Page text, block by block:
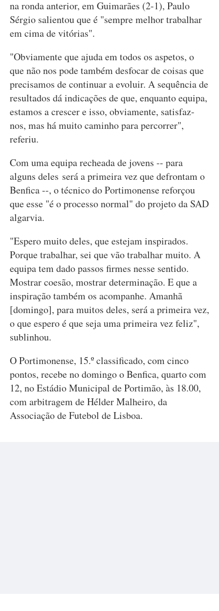
na ronda anterior, em Guimarães (2-1), Paulo
Sérgio salientou que é "sempre melhor trabalhar
em cima de vitórias".
"Obviamente que ajuda em todos os aspetos, o
que não nos pode também desfocar de coisas que
precisamos de continuar a evoluir. A sequência de
resultados dá indicações de que, enquanto equipa,
estamos a crescer e isso, obviamente, satisfaz-
nos, mas há muito caminho para percorrer",
referiu.
Com uma equipa recheada de jovens -- para
alguns deles será a primeira vez que defrontam o
Benfica --, o técnico do Portimonense reforçou
que esse "é o processo normal" do projeto da SAD
algarvia.
"Espero muito deles, que estejam inspirados.
Porque trabalhar, sei que vão trabalhar muito. A
equipa tem dado passos firmes nesse sentido.
Mostrar coesão, mostrar determinação. E que a
inspiração também os acompanhe. Amanhã
[domingo], para muitos deles, será a primeira vez,
o que espero é que seja uma primeira vez feliz",
sublinhou.
O Portimonense, 15.º classificado, com cinco
pontos, recebe no domingo o Benfica, quarto com
12, no Estádio Municipal de Portimão, às 18.00,
com arbitragem de Hélder Malheiro, da
Associação de Futebol de Lisboa.